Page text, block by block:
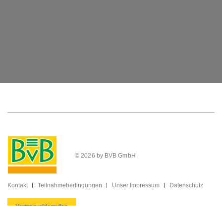
© 2026 by BVB GmbH
Kontakt Teilnahmebedingungen Unser Impressum Datenschutz
Vertrag widerrufen